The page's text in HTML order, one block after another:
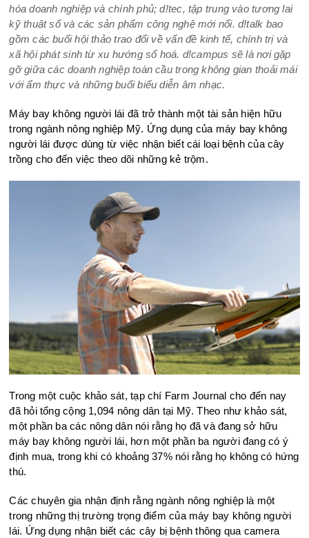
hóa doanh nghiệp và chính phủ; d!tec, tập trung vào tương lai
kỹ thuật số và các sản phẩm công nghệ mới nổi. d!talk bao
gồm các buổi hội thảo trao đổi về vấn đề kinh tế, chính trị và
xã hội phát sinh từ xu hướng số hoá. d!campus sẽ là nơi gặp
gỡ giữa các doanh nghiệp toàn cầu trong không gian thoải mái
với ẩm thực và những buổi biểu diễn âm nhạc.
Máy bay không người lái đã trở thành một tài sản hiện hữu
trong ngành nông nghiệp Mỹ. Ứng dụng của máy bay không
người lái được dùng từ việc nhận biết cái loại bệnh của cây
trồng cho đến việc theo dõi những kẻ trộm.
Trong một cuộc khảo sát, tạp chí Farm Journal cho đến nay
đã hỏi tổng cộng 1,094 nông dân tại Mỹ. Theo như khảo sát,
một phần ba các nông dân nói rằng họ đã và đang sở hữu
máy bay không người lái, hơn một phần ba người đang có ý
định mua, trong khi có khoảng 37% nói rằng họ không có hứng
thú.
Các chuyên gia nhận định rằng ngành nông nghiệp là một
trong những thị trường trọng điểm của máy bay không người
lái. Ứng dụng nhận biết các cây bị bệnh thông qua camera